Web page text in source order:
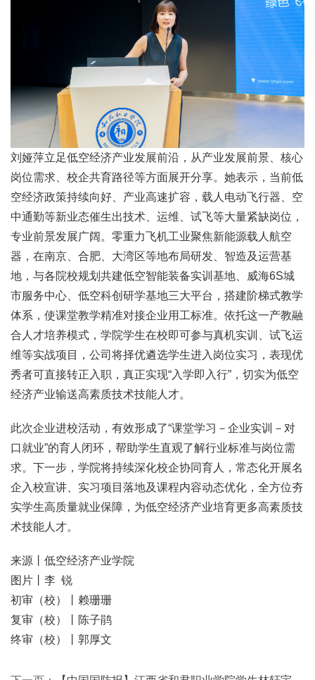
刘娅萍立足低空经济产业发展前沿，从产业发展前景、核心
岗位需求、校企共育路径等方面展开分享。她表示，当前低
空经济政策持续向好、产业高速扩容，载人电动飞行器、 空
中通勤等新业态催生出技术、运维、试飞等大量紧缺岗位，
专业前景发展广阔。零重力飞机工业聚焦新能源载人航空
器，在南京、合肥、大湾区等地布局研发、智造及运营基
地，与各院校规划共建低空智能装备实训基地、威海6S城
市服务中心、低空科创研学基地三大平台，搭建阶梯式教学
体系，使课堂教学精准对接企业用工标准。依托这一产教融
合人才培养模式，学院学生在校即可参与真机实训、试飞运
维等实战项目，公司将择优遴选学生进入岗位实习，表现优
秀者可直接转正入职，真正实现“入学即入行”，切实为低空
经济产业输送高素质技术技能人才。
此次企业进校活动，有效形成了“课堂学习－企业实训－对
口就业”的育人闭环，帮助学生直观了解行业标准与岗位需
求。下一步，学院将持续深化校企协同育人，常态化开展名
企入校宣讲、实习项目落地及课程内容动态优化，全方位夯
实学生高质量就业保障，为低空经济产业培育更多高素质技
术技能人才。
来源丨低空经济产业学院
图片丨李 锐
初审（校）丨赖珊珊
复审（校）丨陈子鹃
终审（校）丨郭厚文